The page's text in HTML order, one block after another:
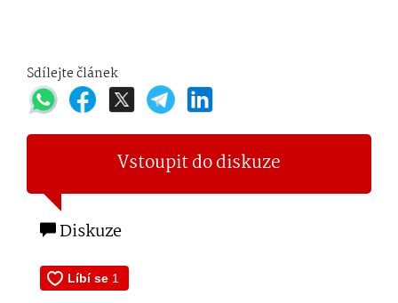
Sdílejte článek
Vstoupit do diskuze
Diskuze